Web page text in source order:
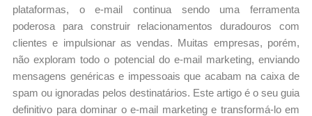
plataformas, o e-mail continua sendo uma ferramenta
poderosa para construir relacionamentos duradouros com
clientes e impulsionar as vendas. Muitas empresas, porém,
não exploram todo o potencial do e-mail marketing, enviando
mensagens genéricas e impessoais que acabam na caixa de
spam ou ignoradas pelos destinatários. Este artigo é o seu guia
definitivo para dominar o e-mail marketing e transformá-lo em